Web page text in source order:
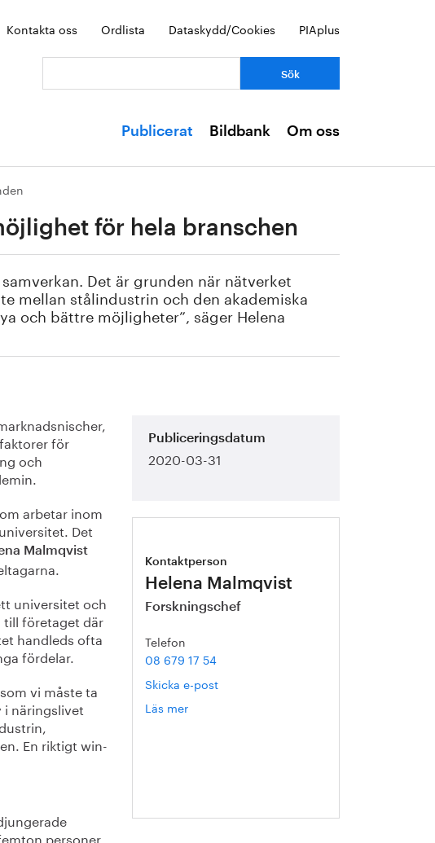
Kontakta oss Ordlista Dataskydd/Cookies PIAplus
Publicerat Bildbank Om oss
för hela branschen
Det är grunden när nätverket
mellan stålindustrin och den akademiska
och bättre möjligheter”, säger Helena
för
och
arbetar inom
Det
Malmqvist
universitet och
företaget där
handleds ofta
fördelar.
vi måste ta
i näringslivet
En riktigt win-
personer,
Publiceringsdatum
2020-03-31
Kontaktperson
Helena Malmqvist
Forskningschef
Telefon
08 679 17 54
Skicka e-post
Läs mer